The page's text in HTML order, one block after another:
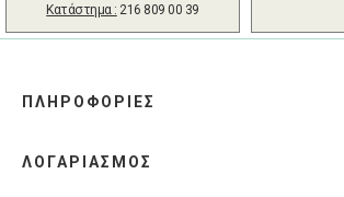
Κατάστημα : 216 809 00 39
ΠΛΗΡΟΦΟΡΙΕΣ
ΛΟΓΑΡΙΑΣΜΟΣ